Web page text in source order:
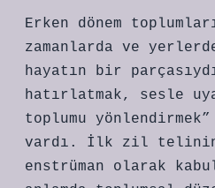
Erken dönem
zamanlarda ve
hayatın bir
hatırlatmak, sesle
toplumu
vardı. İlk zil
enstrüman olarak